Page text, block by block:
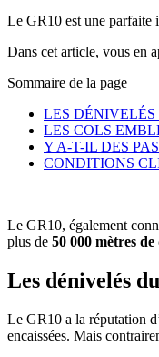
Le GR10 est une parfaite
Dans cet article, vous en
Sommaire de la page
LES DÉNIVELÉS
LES COLS
Y A-T-IL DES
CONDITIONS
Le GR10, également
plus de 50 000 mètres
Les dénivelés
Le GR10 a la réputation
encaissées. Mais